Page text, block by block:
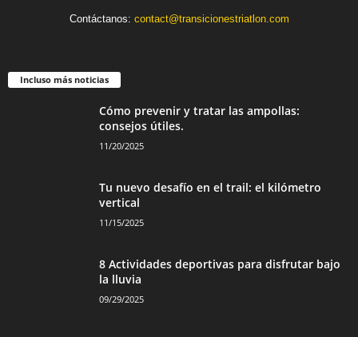
Contáctanos: contact@transicionestriatlon.com
Incluso más noticias
Cómo prevenir y tratar las ampollas:
consejos útiles.
11/20/2025
Tu nuevo desafío en el trail: el kilómetro
vertical
11/15/2025
8 Actividades deportivas para disfrutar bajo
la lluvia
09/29/2025